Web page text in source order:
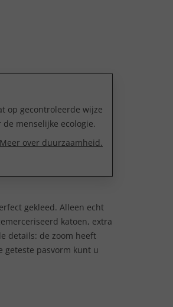
op gecontroleerde wijze
menselijke ecologie.
Meer over duurzaamheid.
gekleed. Alleen echt
katoen, extra
details: de zoom heeft
geteste pasvorm kunt u